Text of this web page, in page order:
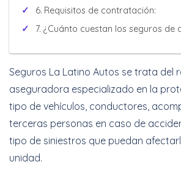
Requisitos de contratación:
¿Cuánto cuestan los seguros de
Seguros La Latino Autos se trata del
aseguradora especializado en la
tipo de vehículos, conductores,
terceras personas en caso de
tipo de siniestros que puedan
unidad.